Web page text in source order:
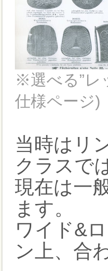
※選べる”レ
仕様ページ)
当時はリ
クラスで
現在は一
ます。
ワイド&
ン上、合